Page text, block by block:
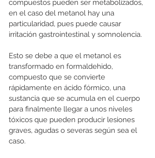
compuestos pueden ser metabolizados,
en el caso del metanol hay una
particularidad, pues puede causar
irritación gastrointestinal y somnolencia.
Esto se debe a que el metanol es
transformado en formaldehido,
compuesto que se convierte
rápidamente en ácido fórmico, una
sustancia que se acumula en el cuerpo
para finalmente llegar a unos niveles
tóxicos que pueden producir lesiones
graves, agudas o severas según sea el
caso.